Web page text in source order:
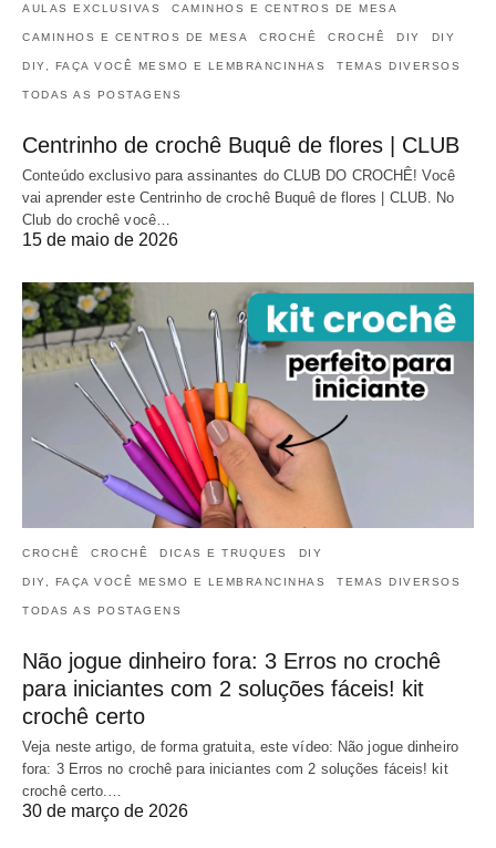
AULAS EXCLUSIVAS CAMINHOS E CENTROS DE MESA
CAMINHOS E CENTROS DE MESA CROCHÊ CROCHÊ DIY DIY
DIY, FAÇA VOCÊ MESMO E LEMBRANCINHAS TEMAS DIVERSOS
TODAS AS POSTAGENS
Centrinho de crochê Buquê de flores | CLUB
Conteúdo exclusivo para assinantes do CLUB DO CROCHÊ! Você
vai aprender este Centrinho de crochê Buquê de flores | CLUB. No
Club do crochê você…
15 de maio de 2026
CROCHÊ CROCHÊ DICAS E TRUQUES DIY
DIY, FAÇA VOCÊ MESMO E LEMBRANCINHAS TEMAS DIVERSOS
TODAS AS POSTAGENS
Não jogue dinheiro fora: 3 Erros no crochê
para iniciantes com 2 soluções fáceis! kit
crochê certo
Veja neste artigo, de forma gratuita, este vídeo: Não jogue dinheiro
fora: 3 Erros no crochê para iniciantes com 2 soluções fáceis! kit
crochê certo.…
30 de março de 2026